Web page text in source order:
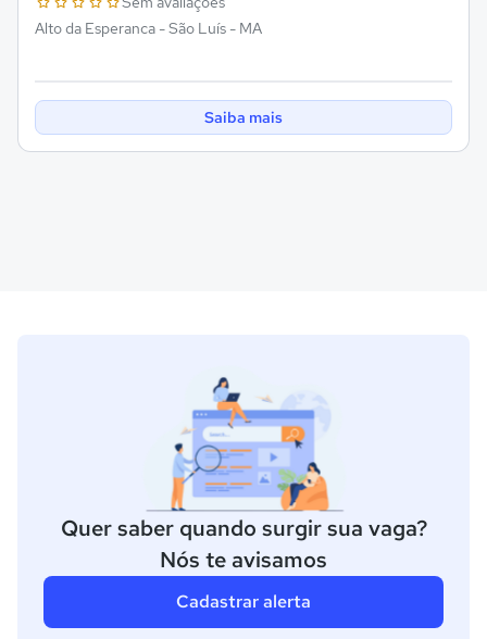
Alto da Esperanca - São Luís - MA
Saiba mais
Quer saber quando surgir sua vaga?
Nós te avisamos
Cadastrar alerta